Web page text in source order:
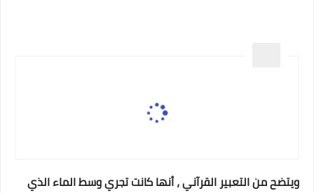
ويتضح من التعبير القرآني ، أنها كانت تجري وسط الماء الذي